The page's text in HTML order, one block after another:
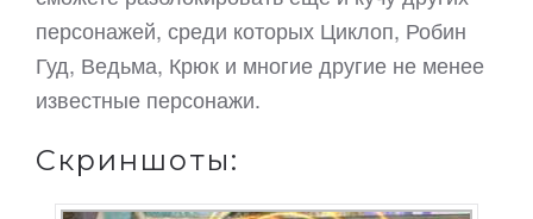
персонажей, среди которых Циклоп, Робин
Гуд, Ведьма, Крюк и многие другие не менее
известные персонажи.
Скриншоты: